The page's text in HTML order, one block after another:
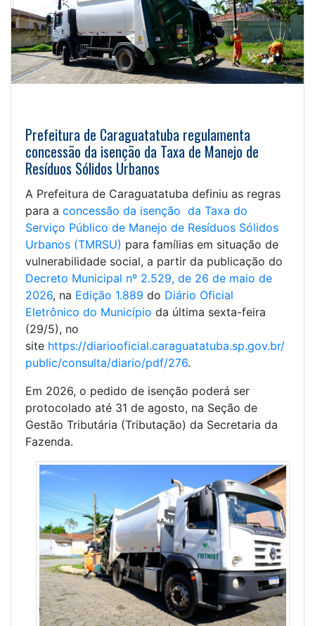
Prefeitura de Caraguatatuba regulamenta
concessão da isenção da Taxa de Manejo de
Resíduos Sólidos Urbanos
A Prefeitura de Caraguatatuba definiu as regras
para a concessão da isenção da Taxa do
Serviço Público de Manejo de Resíduos Sólidos
Urbanos (TMRSU) para famílias em situação de
vulnerabilidade social, a partir da publicação do
Decreto Municipal nº 2.529, de 26 de maio de
2026, na Edição 1.889 do Diário Oficial
Eletrônico do Município da última sexta-feira
(29/5), no
site https://diariooficial.caraguatatuba.sp.gov.br/
public/consulta/diario/pdf/276.
Em 2026, o pedido de isenção poderá ser
protocolado até 31 de agosto, na Seção de
Gestão Tributária (Tributação) da Secretaria da
Fazenda.